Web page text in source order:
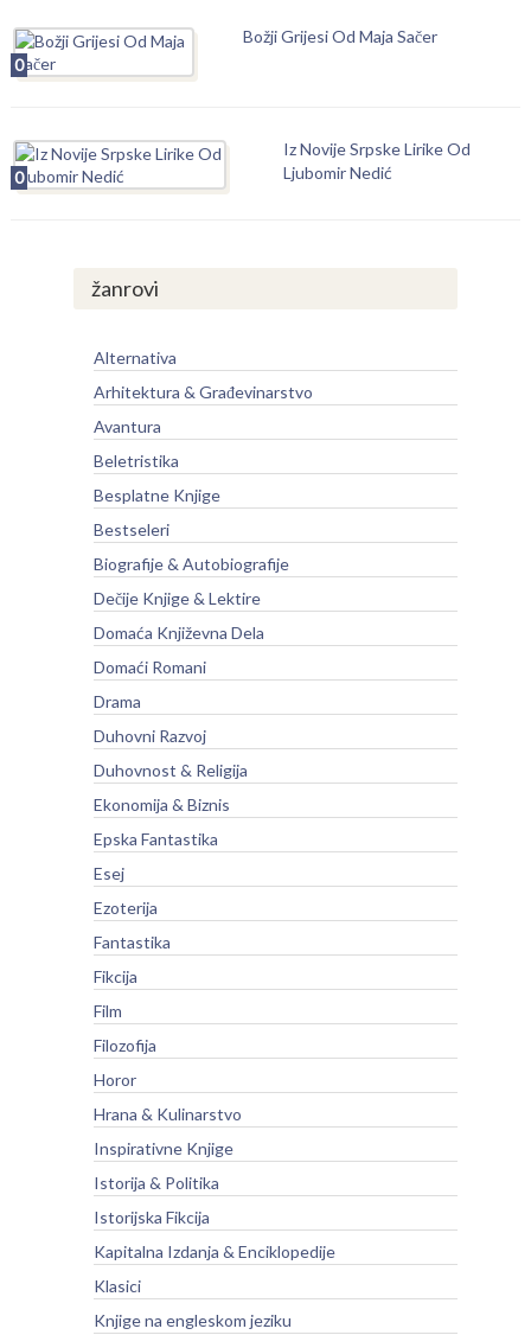
0
Božji Grijesi Od Maja Sačer
0
Iz Novije Srpske Lirike Od
Ljubomir Nedić
žanrovi
Alternativa
Arhitektura & Građevinarstvo
Avantura
Beletristika
Besplatne Knjige
Bestseleri
Biografije & Autobiografije
Dečije Knjige & Lektire
Domaća Književna Dela
Domaći Romani
Drama
Duhovni Razvoj
Duhovnost & Religija
Ekonomija & Biznis
Epska Fantastika
Esej
Ezoterija
Fantastika
Fikcija
Film
Filozofija
Horor
Hrana & Kulinarstvo
Inspirativne Knjige
Istorija & Politika
Istorijska Fikcija
Kapitalna Izdanja & Enciklopedije
Klasici
Knjige na engleskom jeziku